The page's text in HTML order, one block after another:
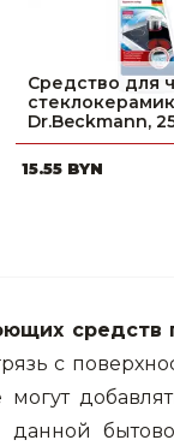
Средство для
Dr.Beckmann,
15.55 BYN
средств
с
могут
данной